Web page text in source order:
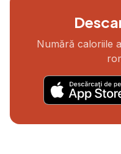
Numără caloriile